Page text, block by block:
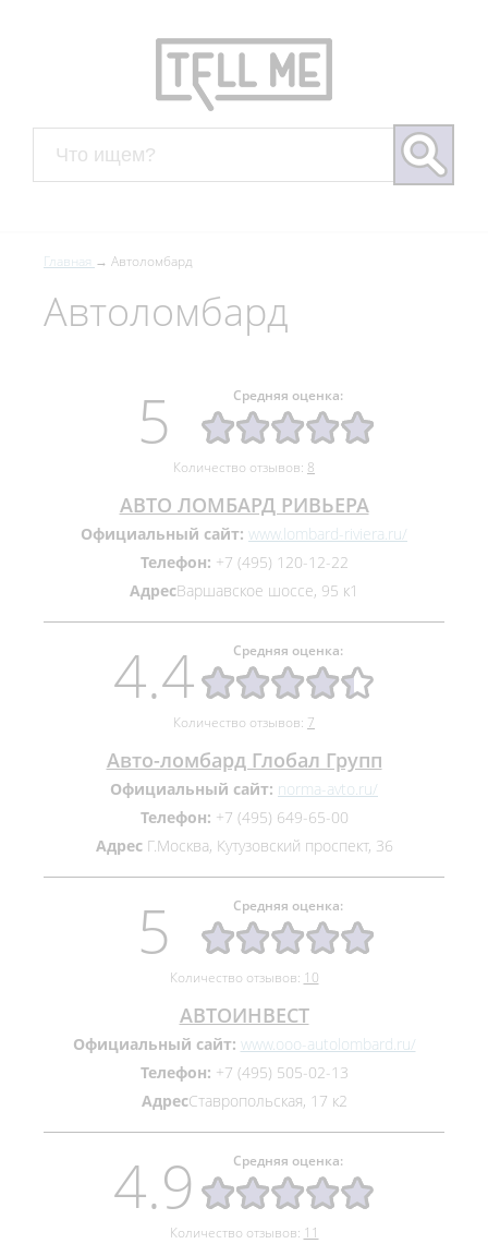
Главная Автоломбард
Автоломбард
Средняя оценка:
5
Количество отзывов: 8
АВТО ЛОМБАРД РИВЬЕРА
Официальный сайт: www.lombard-riviera.ru/
Телефон: +7 (495) 120‒12‒22
Адрес​Варшавское шоссе, 95 к1
Средняя оценка:
4.4
Количество отзывов: 7
Авто-ломбард Глобал Групп
Официальный сайт: norma-avto.ru/
Телефон: +7 (495) 649‒65‒00
АдресГ.Москва, ​Кутузовский проспект, 36
Средняя оценка:
5
Количество отзывов: 10
АВТОИНВЕСТ
Официальный сайт: www.ooo-autolombard.ru/
Телефон: +7 (495) 505‒02‒13
Адрес​Ставропольская, 17 к2
Средняя оценка:
4.9
Количество отзывов: 11